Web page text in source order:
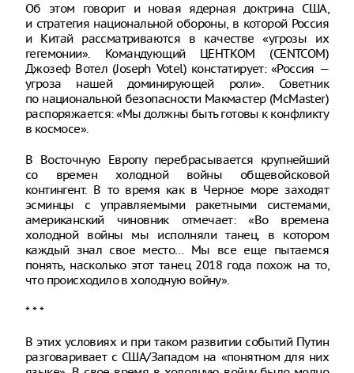
Об этом говорит и новая ядерная доктрина США,
и стратегия национальной обороны, в которой Россия
и Китай рассматриваются в качестве «угрозы их
гегемонии». Командующий ЦЕНТКОМ (CENTCOM)
Джозеф Вотел (Joseph Votel) констатирует: «Россия —
угроза нашей доминирующей роли». Советник
по национальной безопасности Макмастер (McMaster)
распоряжается: «Мы должны быть готовы к конфликту
в космосе».
В Восточную Европу перебрасывается крупнейший
со времен холодной войны общевойсковой
контингент. В то время как в Черное море заходят
эсминцы с управляемыми ракетными системами,
американский чиновник отмечает: «Во времена
холодной войны мы исполняли танец, в котором
каждый знал свое место… Мы все еще пытаемся
понять, насколько этот танец 2018 года похож на то,
что происходило в холодную войну».
* * *
В этих условиях и при таком развитии событий Путин
разговаривает с США/Западом на «понятном для них